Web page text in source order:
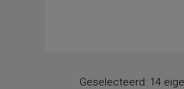
Geselecteerd: 14